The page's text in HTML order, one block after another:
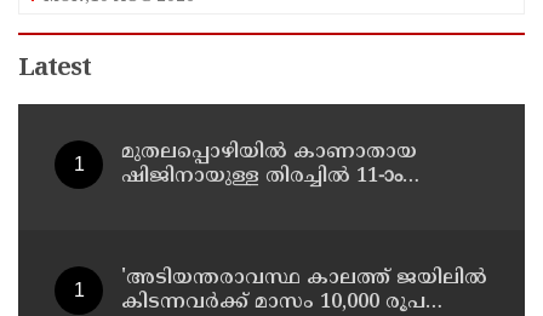
Latest
മുതലപ്പൊഴിയില്‍ കാണാതായ
ഷിജിനായുള്ള തിരച്ചില്‍ 11-ാം
'അടിയന്തരാവസ്ഥ കാലത്ത് ജയിലില്‍
കിടന്നവര്‍ക്ക് മാസം 10,000 രൂപ